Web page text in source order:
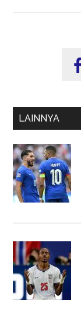
Sidebar
LAINNYA